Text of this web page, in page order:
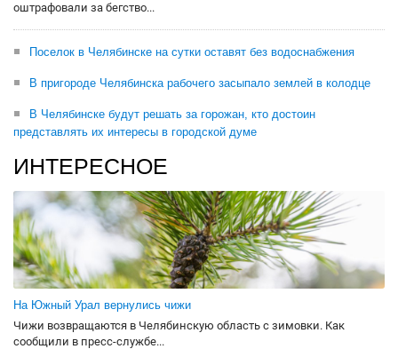
оштрафовали за бегство...
Поселок в Челябинске на сутки оставят без водоснабжения
В пригороде Челябинска рабочего засыпало землей в колодце
В Челябинске будут решать за горожан, кто достоин
представлять их интересы в городской думе
ИНТЕРЕСНОЕ
На Южный Урал вернулись чижи
Чижи возвращаются в Челябинскую область с зимовки. Как
сообщили в пресс-службе...